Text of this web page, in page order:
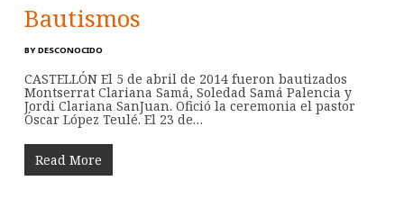
Bautismos
BY DESCONOCIDO
CASTELLÓN El 5 de abril de 2014 fueron bautizados
Montserrat Clariana Samá, Soledad Samá Palencia y
Jordi Clariana SanJuan. Ofició la ceremonia el pastor
Óscar López Teulé. El 23 de…
Read More